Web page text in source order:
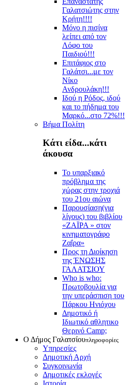
Γαλατσιώτης στην
Κρήτη!!!!
Μόνο η πισίνα
λείπει από τον
Λόφο του
Παιδιού!!!
Επιτάφιος στο
Γαλάτσι...με τον
Νίκο
Ανδρουλάκη!!!
Ιδού η Ρόδος, ιδού
και το πήδημα του
Μαρκό...στο 72%!!!
Βήμα Πολίτη
Κάτι είδα...κάτι
άκουσα
Το υπαρξιακό
πρόβλημα της
χώρας στην τροχιά
του 21ου αιώνα
Παρουσίαση(για
λίγους) του βιβλίου
«ΖΑΪΡΑ » στον
κινηματογράφο
Ζαΐρα»
Προς τη Διοίκηση
της ΈΝΩΣΗΣ
ΓΑΛΑΤΣΙΟΥ
Who is who:
Πρωτοβουλία για
την υπεράσπιση του
Πάρκου Ηνιόχου
Δημοτικό ή
Ιδιωτικό αθλητικο
Θερινό Camp;
Ο Δήμος Γαλατσίουπληροφορίες
Υπηρεσίες
Δημοτική Αρχή
Συγκοινωνία
Δημοτικές εκλογές